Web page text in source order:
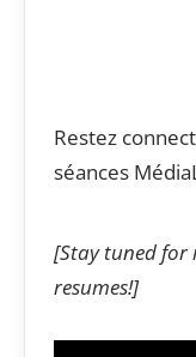
Restez
séances
[Stay tuned for
resumes!]